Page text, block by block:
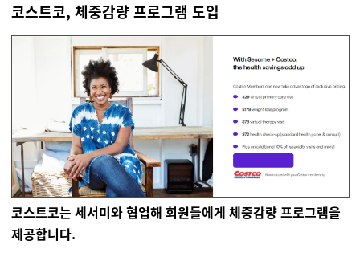
코스트코, 체중감량 프로그램 도입
코스트코는 세서미와 협업해 회원들에게 체중감량 프로그램을
제공합니다.